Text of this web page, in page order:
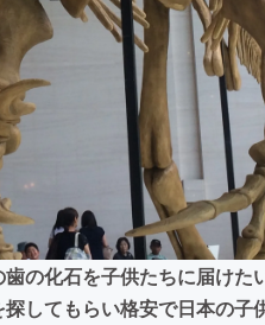
CAMPFIRE for
CAMPFIREふるさ
の化石を子供たちに届けた
してもらい格安で日本の子